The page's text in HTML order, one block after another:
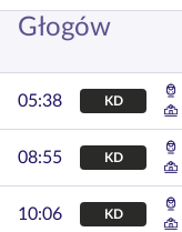
Głogów
05:38 KD
08:55 KD
10:06 KD